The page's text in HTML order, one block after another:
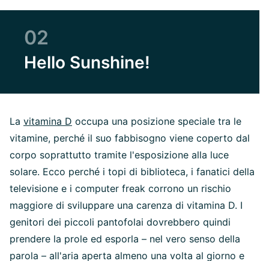
02
Hello Sunshine!
La vitamina D occupa una posizione speciale tra le
vitamine, perché il suo fabbisogno viene coperto dal
corpo soprattutto tramite l'esposizione alla luce
solare. Ecco perché i topi di biblioteca, i fanatici della
televisione e i computer freak corrono un rischio
maggiore di sviluppare una carenza di vitamina D. I
genitori dei piccoli pantofolai dovrebbero quindi
prendere la prole ed esporla – nel vero senso della
parola – all'aria aperta almeno una volta al giorno e